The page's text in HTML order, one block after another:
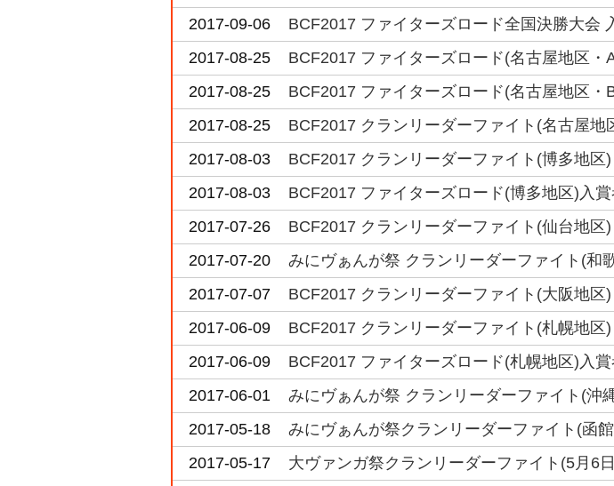
2017-09-06
BCF2017 ファイターズロード全国決勝大会
2017-08-25
BCF2017 ファイターズロード(名古屋地区
2017-08-25
BCF2017 ファイターズロード(名古屋地区
2017-08-25
BCF2017 クランリーダーファイト(名古屋
2017-08-03
BCF2017 クランリーダーファイト(博多地
2017-08-03
BCF2017 ファイターズロード(博多地区)入
2017-07-26
BCF2017 クランリーダーファイト(仙台地
2017-07-20
みにヴぁんが祭 クランリーダーファイト(和
2017-07-07
BCF2017 クランリーダーファイト(大阪地
2017-06-09
BCF2017 クランリーダーファイト(札幌地
2017-06-09
BCF2017 ファイターズロード(札幌地区)入
2017-06-01
みにヴぁんが祭 クランリーダーファイト(沖
2017-05-18
みにヴぁんが祭クランリーダーファイト(函
2017-05-17
大ヴァンガ祭クランリーダーファイト(5月6